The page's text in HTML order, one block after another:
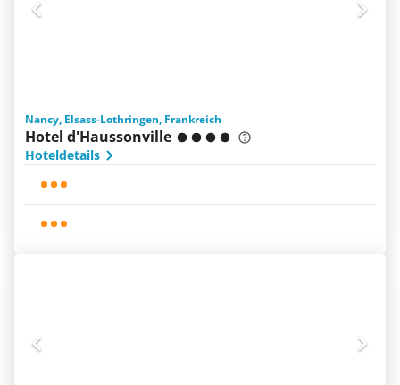
Nancy, Elsass-Lothringen, Frankreich
Hotel d'Haussonville
Hoteldetails